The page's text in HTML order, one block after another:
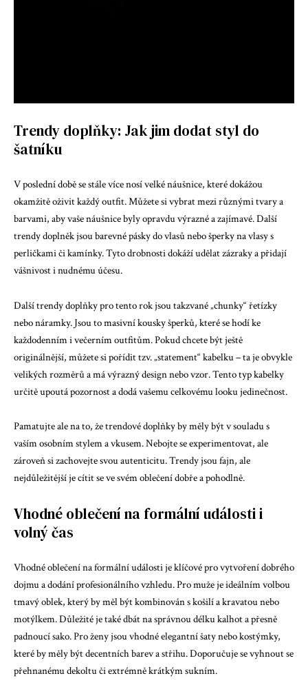
Trendy doplňky: Jak jim dodat styl do
šatníku
V poslední době se stále více nosí velké náušnice, které dokážou
okamžitě oživit každý outfit. Můžete si vybrat mezi různými tvary a
barvami, aby vaše náušnice byly opravdu výrazné a zajímavé. Další
trendy doplněk jsou barevné pásky do vlasů nebo šperky na vlasy s
perličkami či kamínky. Tyto drobnosti dokáží udělat zázraky a přidají
vášnivost i nudnému účesu.
Další trendy doplňky pro tento rok jsou takzvané „chunky“ řetízky
nebo náramky. Jsou to masivní kousky šperků, které se hodí ke
každodenním i večerním outfitům. Pokud chcete být ještě
originálnější, můžete si pořídit tzv. „statement“ kabelku – ta je obvykle
velikých rozměrů a má výrazný design nebo vzor. Tento typ kabelky
určitě upoutá pozornost a dodá vašemu celkovému looku jedinečnost.
Pamatujte ale na to, že trendové doplňky by měly být v souladu s
vaším osobním stylem a vkusem. Nebojte se experimentovat, ale
zároveň si zachovejte svou autenticitu. Trendy jsou fajn, ale
nejdůležitější je cítit se ve svém oblečení dobře a pohodlně.
Vhodné oblečení na formální události i
volný čas
Vhodné oblečení na formální události je klíčové pro vytvoření dobrého
dojmu a dodání profesionálního vzhledu. Pro muže je ideálním volbou
tmavý oblek, který by měl být kombinován s košilí a kravatou nebo
motýlkem. Důležité je také dbát na správnou délku kalhot a přesně
padnoucí sako. Pro ženy jsou vhodné elegantní šaty nebo kostýmky,
které by měly být decentních barev a střihu. Doporučuje se vyhnout se
přehnanému dekoltu či extrémně krátkým sukním.